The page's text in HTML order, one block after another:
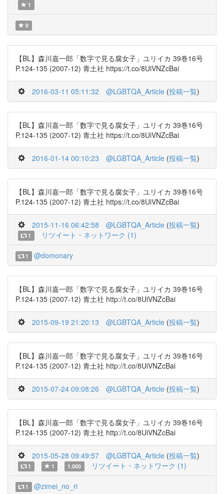
1
0
【BL】森川嘉一郎「数字で見る腐女子」ユリイカ 39巻16号
P.124-135 (2007-12) 青土社 https://t.co/8UiVNZcBai
2016-03-11 05:11:32 @LGBTQA_Article (投稿一覧)
【BL】森川嘉一郎「数字で見る腐女子」ユリイカ 39巻16号
P.124-135 (2007-12) 青土社 https://t.co/8UiVNZcBai
2016-01-14 00:10:23 @LGBTQA_Article (投稿一覧)
【BL】森川嘉一郎「数字で見る腐女子」ユリイカ 39巻16号
P.124-135 (2007-12) 青土社 https://t.co/8UiVNZcBai
2015-11-16 06:42:58 @LGBTQA_Article (投稿一覧)
1 リツイート・ネットワーク (1)
1 @domonary
【BL】森川嘉一郎「数字で見る腐女子」ユリイカ 39巻16号
P.124-135 (2007-12) 青土社 http://t.co/8UiVNZcBai
2015-09-19 21:20:13 @LGBTQA_Article (投稿一覧)
【BL】森川嘉一郎「数字で見る腐女子」ユリイカ 39巻16号
P.124-135 (2007-12) 青土社 http://t.co/8UiVNZcBai
2015-07-24 09:08:26 @LGBTQA_Article (投稿一覧)
【BL】森川嘉一郎「数字で見る腐女子」ユリイカ 39巻16号
P.124-135 (2007-12) 青土社 http://t.co/8UiVNZcBai
2015-05-28 09:49:57 @LGBTQA_Article (投稿一覧)
1 1 1.000 リツイート・ネットワーク (1)
1 @zimei_no_ri